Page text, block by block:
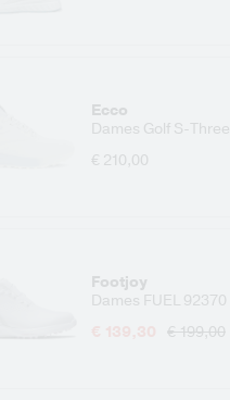
Ecco
Dames Golf S-Three
€ 210,00
Footjoy
Dames FUEL 92370
€ 199,00